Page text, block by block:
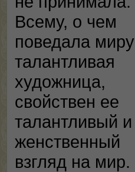
Всему, о чем
поведала миру
талантливая
художница,
свойствен ее
талантливый и
женственный
взгляд на мир.